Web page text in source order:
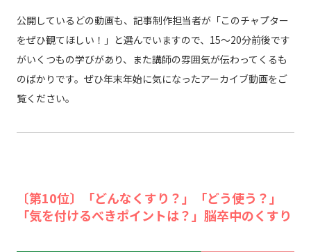
公開しているどの動画も、記事制作担当者が「このチャプター
をぜひ観てほしい！」と選んでいますので、15～20分前後です
がいくつもの学びがあり、また講師の雰囲気が伝わってくるも
のばかりです。ぜひ年末年始に気になったアーカイブ動画をご
覧ください。
〔第10位〕「どんなくすり？」「どう使う？」
「気を付けるべきポイントは？」脳卒中のくすり